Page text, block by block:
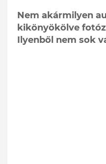
Nem akármilyen
kikönyökölve
Ilyenből nem sok